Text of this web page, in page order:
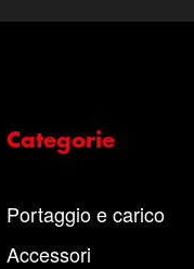
Categorie
Portaggio e carico
Accessori